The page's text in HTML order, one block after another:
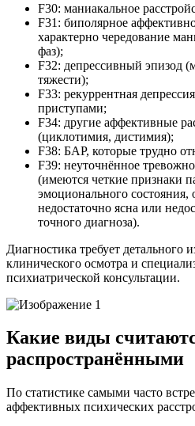
F30: маниакальное
F31: биполярное
характерно чередование
фаз);
F32: депрессивный эпизод
тяжести);
F33: рекуррентная
приступами;
F34: другие аффективные
(циклотимия, дистимия);
F38: БАР, которые трудно
F39: неуточнённое
(имеются четкие признаки
эмоционального состояния,
недостаточно ясна или
точного диагноза).
Диагностика требует детального
клинического осмотра и
психиатрической консультации.
Какие виды
распространёнными
По статистике самыми часто
аффективных психических